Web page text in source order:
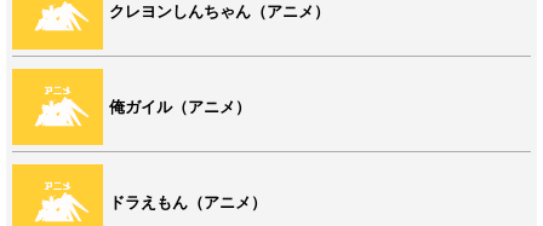
クレヨンしんちゃん（アニメ）
俺ガイル（アニメ）
ドラえもん（アニメ）